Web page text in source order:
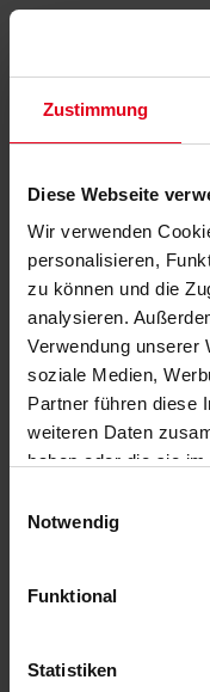
Zustimmung
Diese Webseite
Wir verwenden
personalisieren,
zu können und die
analysieren.
Verwendung unserer
soziale Medien,
Partner führen diese
weiteren Daten
haben oder die sie
Notwendig
Funktional
Statistiken